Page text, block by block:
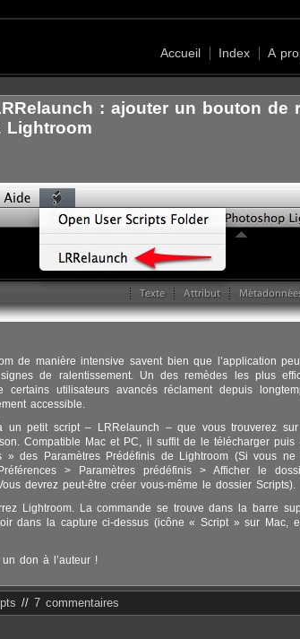
Accueil Index A
: ajouter un bouton de
Lightroom
de manière intensive savent bien que l’application
de ralentissement. Un des remèdes les plus
certains utilisateurs avancés réclament depuis
accessible.
un petit script – LRRelaunch – que vous trouverez
Compatible Mac et PC, il suffit de le télécharger puis
» des Paramètres Prédéfinis de Lightroom (Si vous
> Paramètres prédéfinis > Afficher le
devrez peut-être créer vous-même le dossier Scripts).
Lightroom. La commande se trouve dans la barre
dans la capture ci-dessus (icône « Script » sur Mac,
don à l’auteur !
// 7 commentaires